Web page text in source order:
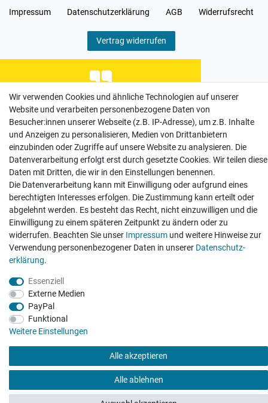
Impressum Daten­schutz­erklärung AGB Widerrufs­recht
Vertrag widerrufen
Top Armband, wunderbar
Datum der Veröffentlichung: 03.07.2026
Datum der Kauferfahrung: 26.06.2026
495 Bewertungen
Wir verwenden Cookies und ähnliche Technologien auf unserer
Website und verarbeiten personenbezogene Daten von
Besucher:innen unserer Webseite (z.B. IP-Adresse), um z.B. Inhalte
und Anzeigen zu personalisieren, Medien von Drittanbietern
einzubinden oder Zugriffe auf unsere Website zu analysieren. Die
Datenverarbeitung erfolgt erst durch gesetzte Cookies. Wir teilen diese
Daten mit Dritten, die wir in den Einstellungen benennen.
Die Datenverarbeitung kann mit Einwilligung oder aufgrund eines
berechtigten Interesses erfolgen. Die Zustimmung kann erteilt oder
abgelehnt werden. Es besteht das Recht, nicht einzuwilligen und die
Einwilligung zu einem späteren Zeitpunkt zu ändern oder zu
widerrufen. Beachten Sie unser Impressum und weitere Hinweise zur
Verwendung personenbezogener Daten in unserer Daten­schutz­
erklärung.
Essenziell
Externe Medien
PayPal
Funktional
Weitere Einstellungen
Alle akzeptieren
Alle ablehnen